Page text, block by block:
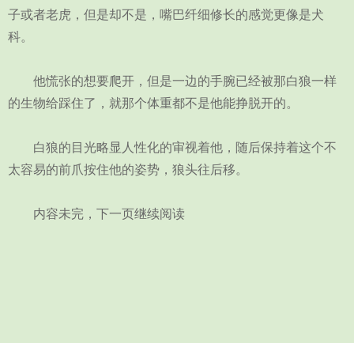
子或者老虎，但是却不是，嘴巴纤细修长的感觉更像是犬
科。
他慌张的想要爬开，但是一边的手腕已经被那白狼一样
的生物给踩住了，就那个体重都不是他能挣脱开的。
白狼的目光略显人性化的审视着他，随后保持着这个不
太容易的前爪按住他的姿势，狼头往后移。
内容未完，下一页继续阅读